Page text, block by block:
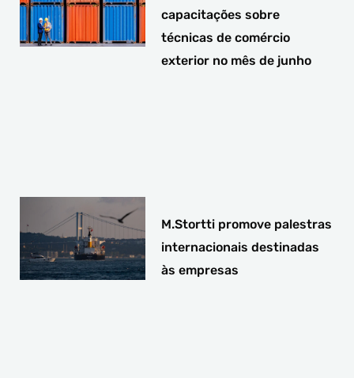
capacitações sobre
técnicas de comércio
exterior no mês de junho
M.Stortti promove palestras
internacionais destinadas
às empresas